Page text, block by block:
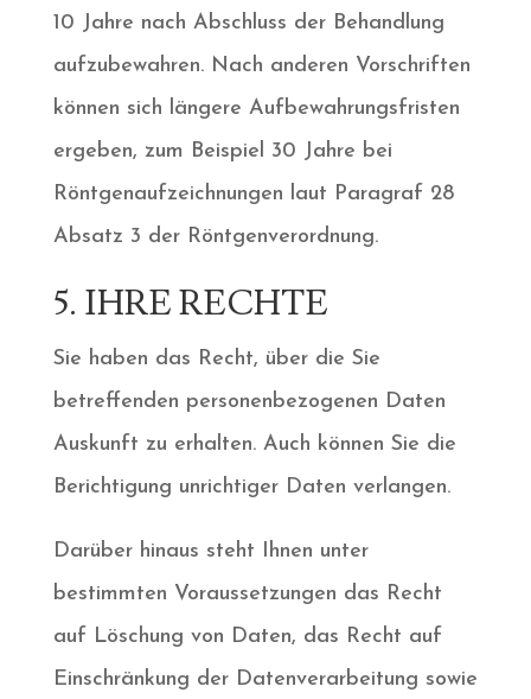
10 Jahre nach Abschluss der Behandlung
aufzubewahren. Nach anderen Vorschriften
können sich längere Aufbewahrungsfristen
ergeben, zum Beispiel 30 Jahre bei
Röntgenaufzeichnungen laut Paragraf 28
Absatz 3 der Röntgenverordnung.
5. IHRE RECHTE
Sie haben das Recht, über die Sie
betreffenden personenbezogenen Daten
Auskunft zu erhalten. Auch können Sie die
Berichtigung unrichtiger Daten verlangen.
Darüber hinaus steht Ihnen unter
bestimmten Voraussetzungen das Recht
auf Löschung von Daten, das Recht auf
Einschränkung der Datenverarbeitung sowie